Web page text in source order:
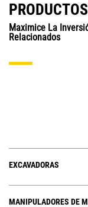
Maximice La
Relacionados
EXCAVADORAS
MANIPULADORES DE